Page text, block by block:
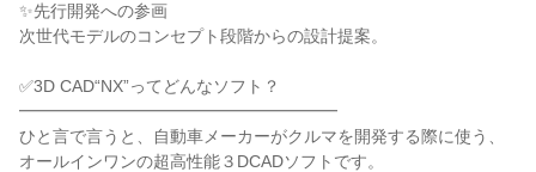
✨先行開発への参画
次世代モデルのコンセプト段階からの設計提案。
✅3D CAD“NX”ってどんなソフト？
━━━━━━━━━━━━━━━━━━━
ひと言で言うと、自動車メーカーがクルマを開発する際に使う、
オールインワンの超高性能３DCADソフトです。